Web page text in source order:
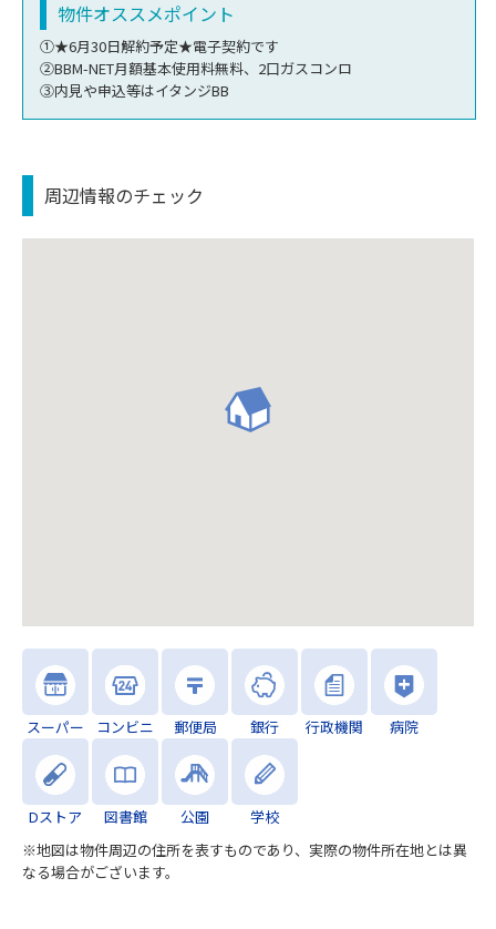
物件オススメポイント
①★6月30日解約予定★電子契約です
②BBM-NET月額基本使用料無料、2口ガスコンロ
③内見や申込等はイタンジBB
周辺情報のチェック
スーパー コンビニ 郵便局 銀行 行政機関 病院
Dストア 図書館 公園
学校
※地図は物件周辺の住所を表すものであり、実際の物件所在地とは異
なる場合がございます。